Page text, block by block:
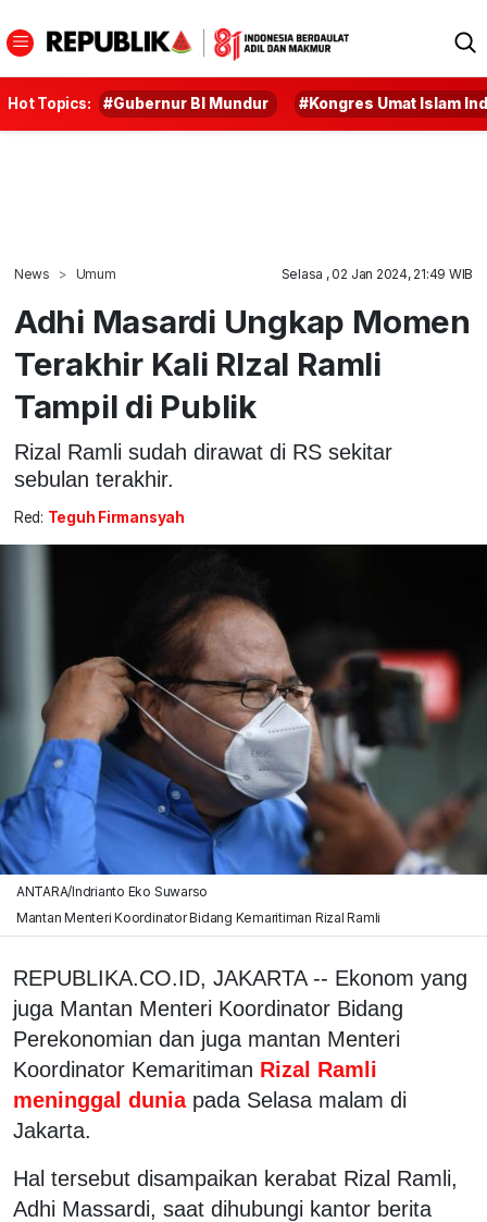
Hot Topics: #Gubernur BI Mundur #Kongres Umat Islam
News Umum Selasa , 02 Jan 2024, 21:49 WIB
Adhi Masardi Ungkap Momen
Terakhir Kali RIzal Ramli
Tampil di Publik
Rizal Ramli sudah dirawat di RS sekitar
sebulan terakhir.
Red: Teguh Firmansyah
ANTARA/Indrianto Eko Suwarso
Mantan Menteri Koordinator Bidang Kemaritiman Rizal Ramli
REPUBLIKA.CO.ID, JAKARTA -- Ekonom yang
juga Mantan Menteri Koordinator Bidang
Perekonomian dan juga mantan Menteri
Koordinator Kemaritiman Rizal Ramli
meninggal dunia pada Selasa malam di
Jakarta.
Hal tersebut disampaikan kerabat Rizal Ramli,
Adhi Massardi, saat dihubungi kantor berita